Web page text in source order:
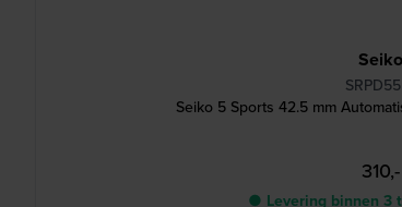
Seiko
Seiko 5 Sports 42.5 mm
310,-
● Levering binnen 3